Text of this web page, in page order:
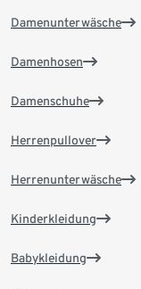
Damenunterwäsche
Damenhosen
Damenschuhe
Herrenpullover
Herrenunterwäsche
Kinderkleidung
Babykleidung